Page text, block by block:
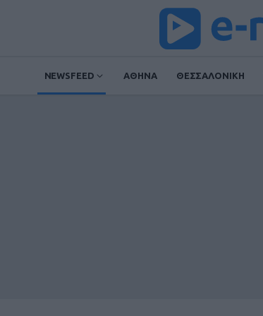
NEWSFEED ΑΘΗΝΑ ΘΕΣΣΑΛΟΝΙΚΗ